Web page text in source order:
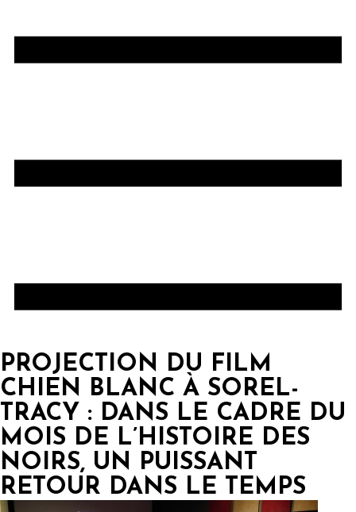
PROJECTION DU FILM
CHIEN BLANC À SOREL-
TRACY : DANS LE CADRE DU
MOIS DE L’HISTOIRE DES
NOIRS, UN PUISSANT
RETOUR DANS LE TEMPS